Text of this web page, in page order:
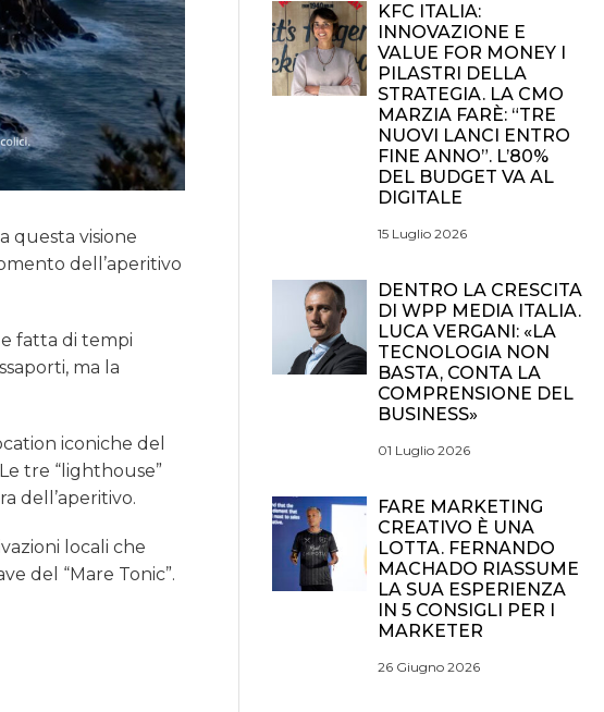
questa visione
dell’aperitivo
fatta di tempi
ma la
iconiche del
tre “lighthouse”
dell’aperitivo.
locali che
del “Mare Tonic”.
KFC ITALIA:
INNOVAZIONE E
VALUE FOR MONEY I
PILASTRI DELLA
STRATEGIA. LA CMO
MARZIA FARÈ: “TRE
NUOVI LANCI ENTRO
FINE ANNO”. L’80%
DEL BUDGET VA AL
DIGITALE
15 Luglio 2026
DENTRO LA CRESCITA
DI WPP MEDIA ITALIA.
LUCA VERGANI: «LA
TECNOLOGIA NON
BASTA, CONTA LA
COMPRENSIONE DEL
BUSINESS»
01 Luglio 2026
FARE MARKETING
CREATIVO È UNA
LOTTA. FERNANDO
MACHADO RIASSUME
LA SUA ESPERIENZA
IN 5 CONSIGLI PER I
MARKETER
26 Giugno 2026